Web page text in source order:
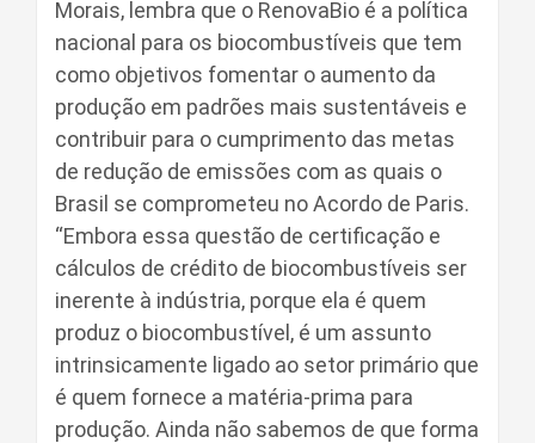
Morais, lembra que o RenovaBio é a política
nacional para os biocombustíveis que tem
como objetivos fomentar o aumento da
produção em padrões mais sustentáveis e
contribuir para o cumprimento das metas
de redução de emissões com as quais o
Brasil se comprometeu no Acordo de Paris.
“Embora essa questão de certificação e
cálculos de crédito de biocombustíveis ser
inerente à indústria, porque ela é quem
produz o biocombustível, é um assunto
intrinsicamente ligado ao setor primário que
é quem fornece a matéria-prima para
produção. Ainda não sabemos de que forma